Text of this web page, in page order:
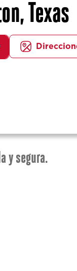
Texas
y segura.